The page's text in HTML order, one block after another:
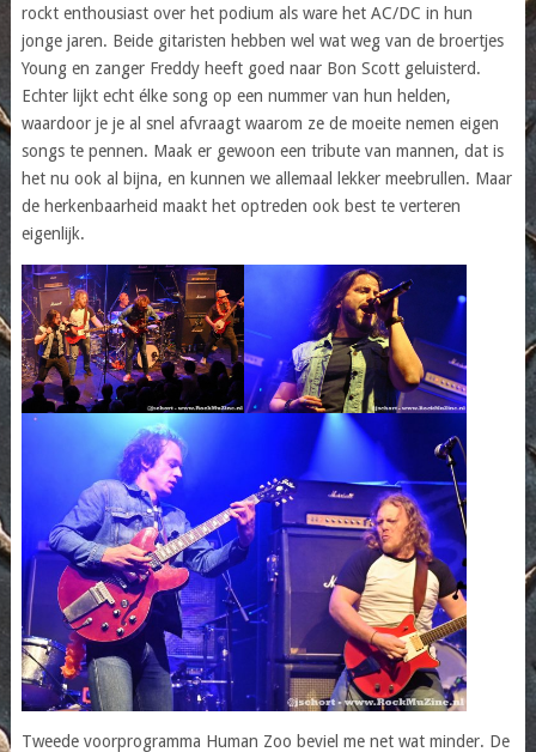
rockt enthousiast over het podium als ware het AC/DC in hun
jonge jaren. Beide gitaristen hebben wel wat weg van de broertjes
Young en zanger Freddy heeft goed naar Bon Scott geluisterd.
Echter lijkt echt élke song op een nummer van hun helden,
waardoor je je al snel afvraagt waarom ze de moeite nemen eigen
songs te pennen. Maak er gewoon een tribute van mannen, dat is
het nu ook al bijna, en kunnen we allemaal lekker meebrullen. Maar
de herkenbaarheid maakt het optreden ook best te verteren
eigenlijk.
Tweede voorprogramma Human Zoo beviel me net wat minder. De